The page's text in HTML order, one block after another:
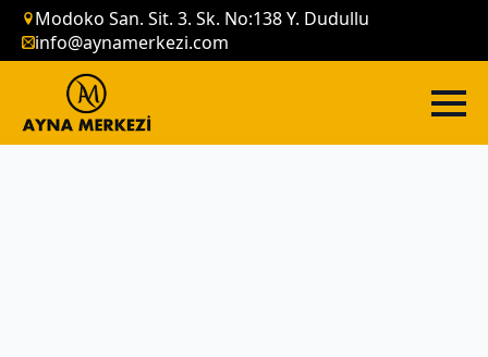
Modoko San. Sit. 3. Sk. No:138 Y. Dudullu
info@aynamerkezi.com